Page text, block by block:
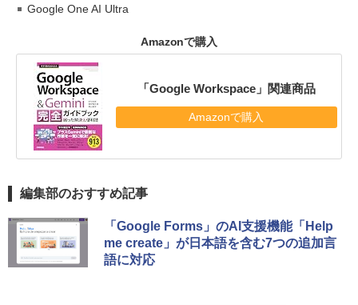
Google One AI Ultra
Amazonで購入
「Google Workspace」関連商品
Amazonで購入
編集部のおすすめ記事
「Google Forms」のAI支援機能「Help
me create」が日本語を含む7つの追加言
語に対応